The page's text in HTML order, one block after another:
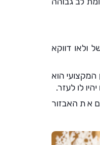
ולאו דווקא
הוא
לו לעזר.
את האבזור